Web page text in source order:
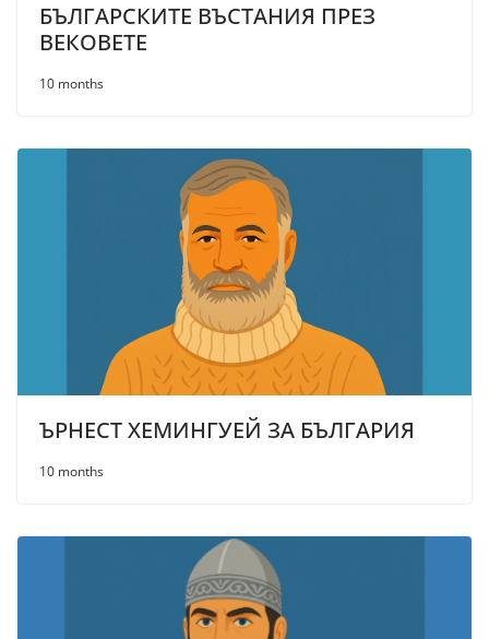
БЪЛГАРСКИТЕ ВЪСТАНИЯ ПРЕЗ
ВЕКОВЕТЕ
10 months
ЪРНЕСТ ХЕМИНГУЕЙ ЗА БЪЛГАРИЯ
10 months